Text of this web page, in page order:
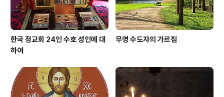
한국 정교회 24인 수호 성인에 대
하여
무명 수도자의 가르침